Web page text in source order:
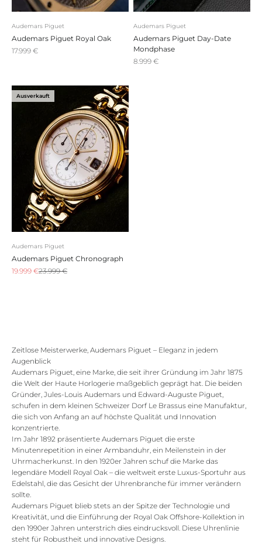
Audemars Piguet
Audemars Piguet Royal Oak
Angebot
17.999 €
Audemars Piguet
Audemars Piguet Day-Date
Mondphase
Angebot
8.999 €
Ausverkauft
Audemars Piguet
Audemars Piguet Chronograph
Angebot
19.999 €Regulärer Preis
23.999 €
Zeitlose Meisterwerke, Audemars Piguet – Eleganz in jedem
Augenblick
Audemars Piguet, eine Marke, die seit ihrer Gründung im Jahr 1875
die Welt der Haute Horlogerie maßgeblich geprägt hat. Die beiden
Gründer, Jules-Louis Audemars und Edward-Auguste Piguet,
schufen in dem kleinen Schweizer Dorf Le Brassus eine Manufaktur,
die sich von Anfang an auf höchste Qualität und Innovation
konzentrierte.
Im Jahr 1892 präsentierte Audemars Piguet die erste
Minutenrepetition in einer Armbanduhr, ein Meilenstein in der
Uhrmacherkunst. In den 1920er Jahren schuf die Marke das
legendäre Modell Royal Oak – die weltweit erste Luxus-Sportuhr aus
Edelstahl, die das Gesicht der Uhrenbranche für immer verändern
sollte.
Audemars Piguet blieb stets an der Spitze der Technologie und
Kreativität, und die Einführung der Royal Oak Offshore-Kollektion in
den 1990er Jahren unterstrich dies eindrucksvoll. Diese Uhrenlinie
steht für Robustheit und innovative Designs.